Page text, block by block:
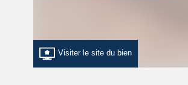
Visiter le site du bien